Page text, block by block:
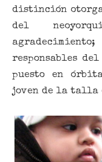
distinción
del
responsables
puesto en
joven de la talla